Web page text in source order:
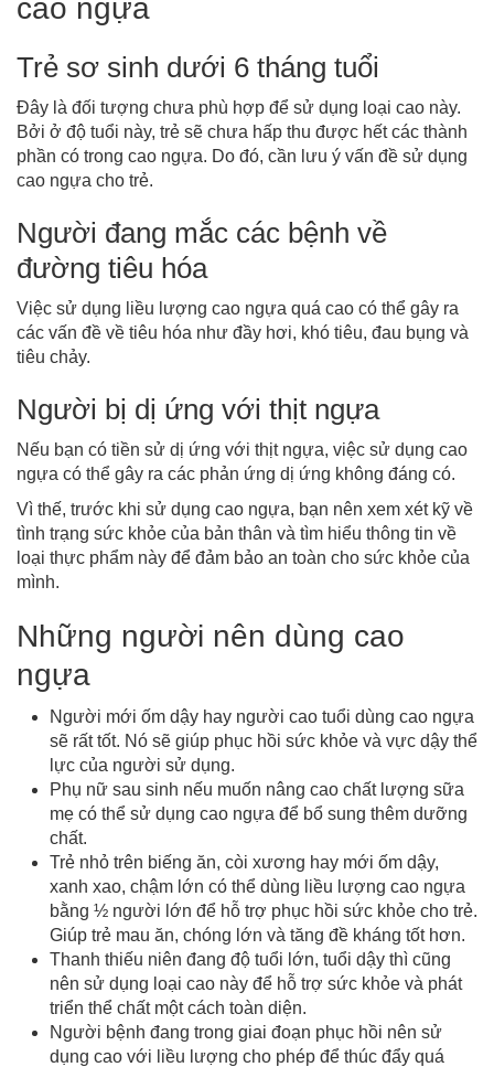
cao ngựa
Trẻ sơ sinh dưới 6 tháng tuổi
Đây là đối tượng chưa phù hợp để sử dụng loại cao này.
Bởi ở độ tuổi này, trẻ sẽ chưa hấp thu được hết các thành
phần có trong cao ngựa. Do đó, cần lưu ý vấn đề sử dụng
cao ngựa cho trẻ.
Người đang mắc các bệnh về
đường tiêu hóa
Việc sử dụng liều lượng cao ngựa quá cao có thể gây ra
các vấn đề về tiêu hóa như đầy hơi, khó tiêu, đau bụng và
tiêu chảy.
Người bị dị ứng với thịt ngựa
Nếu bạn có tiền sử dị ứng với thịt ngựa, việc sử dụng cao
ngựa có thể gây ra các phản ứng dị ứng không đáng có.
Vì thế, trước khi sử dụng cao ngựa, bạn nên xem xét kỹ về
tình trạng sức khỏe của bản thân và tìm hiểu thông tin về
loại thực phẩm này để đảm bảo an toàn cho sức khỏe của
mình.
Những người nên dùng cao
ngựa
Người mới ốm dậy hay người cao tuổi dùng cao ngựa
sẽ rất tốt. Nó sẽ giúp phục hồi sức khỏe và vực dậy thể
lực của người sử dụng.
Phụ nữ sau sinh nếu muốn nâng cao chất lượng sữa
mẹ có thể sử dụng cao ngựa để bổ sung thêm dưỡng
chất.
Trẻ nhỏ trên biếng ăn, còi xương hay mới ốm dậy,
xanh xao, chậm lớn có thể dùng liều lượng cao ngựa
bằng ½ người lớn để hỗ trợ phục hồi sức khỏe cho trẻ.
Giúp trẻ mau ăn, chóng lớn và tăng đề kháng tốt hơn.
Thanh thiếu niên đang độ tuổi lớn, tuổi dậy thì cũng
nên sử dụng loại cao này để hỗ trợ sức khỏe và phát
triển thể chất một cách toàn diện.
Người bệnh đang trong giai đoạn phục hồi nên sử
dụng cao với liều lượng cho phép để thúc đẩy quá